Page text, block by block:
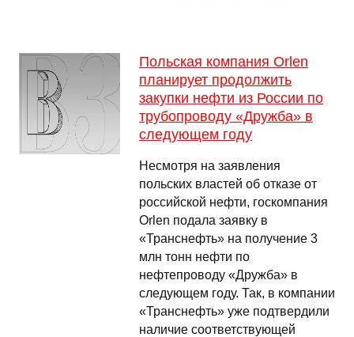
Польская компания Orlen
планирует продолжить
закупки нефти из России по
трубопроводу «Дружба» в
следующем году
Несмотря на заявления
польских властей об отказе от
российской нефти, госкомпания
Orlen подала заявку в
«Транснефть» на получение 3
млн тонн нефти по
нефтепроводу «Дружба» в
следующем году. Так, в компании
«Транснефть» уже подтвердили
наличие соответствующей